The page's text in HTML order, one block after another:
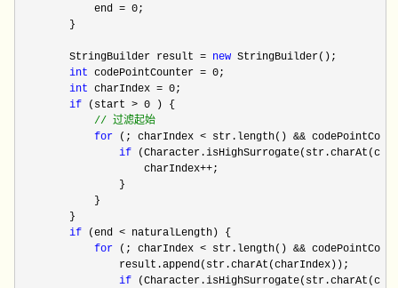
            end
= 0;
        }
        StringBuilder result
= new StringBuilder();
int codePointCounter = 0;
int charIndex = 0;
if (start > 0 ) {
// 过滤起始
for (; charIndex < str.length() &&
if
                    charIndex
++;
                }
            }
        }
if (end < naturalLength) {
for (; charIndex < str.length() &&
                result.append(str.charAt(charIndex));
if